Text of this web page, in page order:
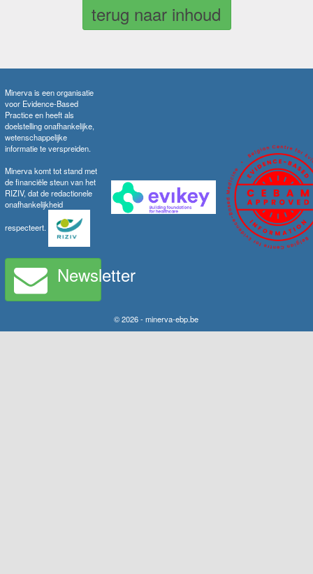
terug naar inhoud
Minerva is een organisatie
voor Evidence-Based
Practice en heeft als
doelstelling onafhankelijke,
wetenschappelijke
informatie te verspreiden.
Minerva komt tot stand met
de financiële steun van het
RIZIV, dat de redactionele
onafhankelijkheid
respecteert.
Newsletter
© 2026 - minerva-ebp.be